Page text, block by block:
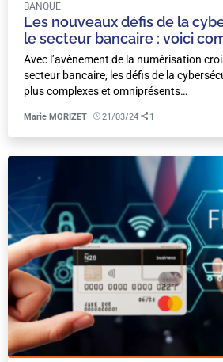
Les nouveaux défis de la
le secteur bancaire : voici
protéger.
BANQUE
Avec l’avènement de la numérisation
secteur bancaire, les défis de la
plus complexes et omniprésents…
Marie MORIZET 21/03/24 1